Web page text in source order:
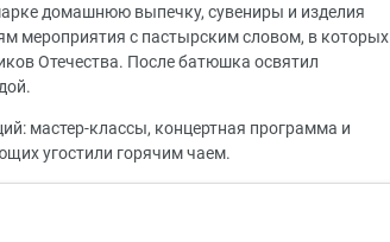
домашнюю выпечку, сувениры и изделия
мероприятия с пастырским словом, в которых
Отечества. После батюшка освятил
мастер-классы, концертная программа и
угостили горячим чаем.